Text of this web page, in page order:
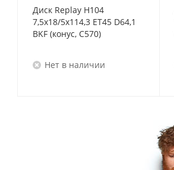
Диск Replay H104
7,5x18/5x114,3 ET45 D64,1
BKF (конус, C570)
Нет в наличии